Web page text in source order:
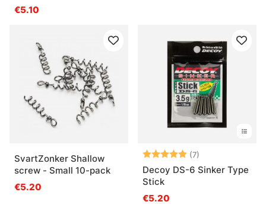
€5.10
SvartZonker Shallow
screw - Small 10-pack
€5.20
Note: (7)
Decoy DS-6 Sinker Type
Stick
€5.20